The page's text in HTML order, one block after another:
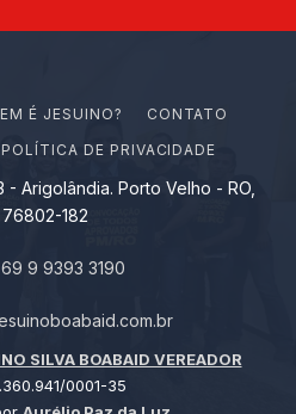
EM É J ES U I N O?
CONTATO
POLÍTICA DE PRIVACIDADE
- Arigolândia. Porto Velho - RO,
76802-182
9 9393 3190
SILVA BOABAID VEREADOR
0001-35